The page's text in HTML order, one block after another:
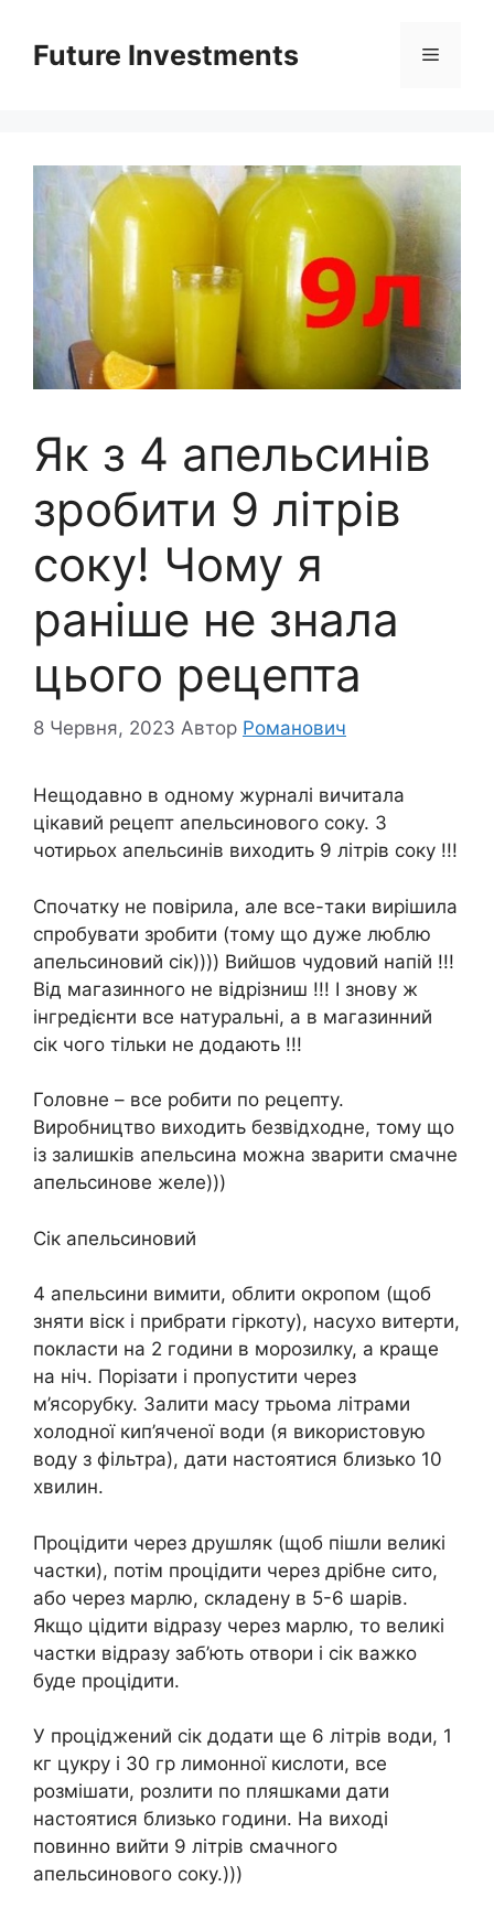
вмістуFuture Investments Меню
Як з 4 апельсинів
зробити 9 літрів
соку! Чому я
раніше не знала
цього рецепта
8 Червня, 2023 Автор Романович
Нещодавно в одному журналі вичитала
цікавий рецепт апельсинового соку. З
чотирьох апельсинів виходить 9 літрів соку !!!
Спочатку не повірила, але все-таки вирішила
спробувати зробити (тому що дуже люблю
апельсиновий сік)))) Вийшов чудовий напій !!!
Від магазинного не відрізниш !!! І знову ж
інгредієнти все натуральні, а в магазинний
сік чого тільки не додають !!!
Головне – все робити по рецепту.
Виробництво виходить безвідходне, тому що
із залишків апельсина можна зварити смачне
апельсинове желе)))
Сік апельсиновий
4 апельсини вимити, облити окропом (щоб
зняти віск і прибрати гіркоту), насухо витерти,
покласти на 2 години в морозилку, а краще
на ніч. Порізати і пропустити через
м’ясорубку. Залити масу трьома літрами
холодної кип’яченої води (я використовую
воду з фільтра), дати настоятися близько 10
хвилин.
Процідити через друшляк (щоб пішли великі
частки), потім процідити через дрібне сито,
або через марлю, складену в 5-6 шарів.
Якщо цідити відразу через марлю, то великі
частки відразу заб’ють отвори і сік важко
буде процідити.
У проціджений сік додати ще 6 літрів води, 1
кг цукру і 30 гр лимонної кислоти, все
розмішати, розлити по пляшками дати
настоятися близько години. На виході
повинно вийти 9 літрів смачного
апельсинового соку.)))